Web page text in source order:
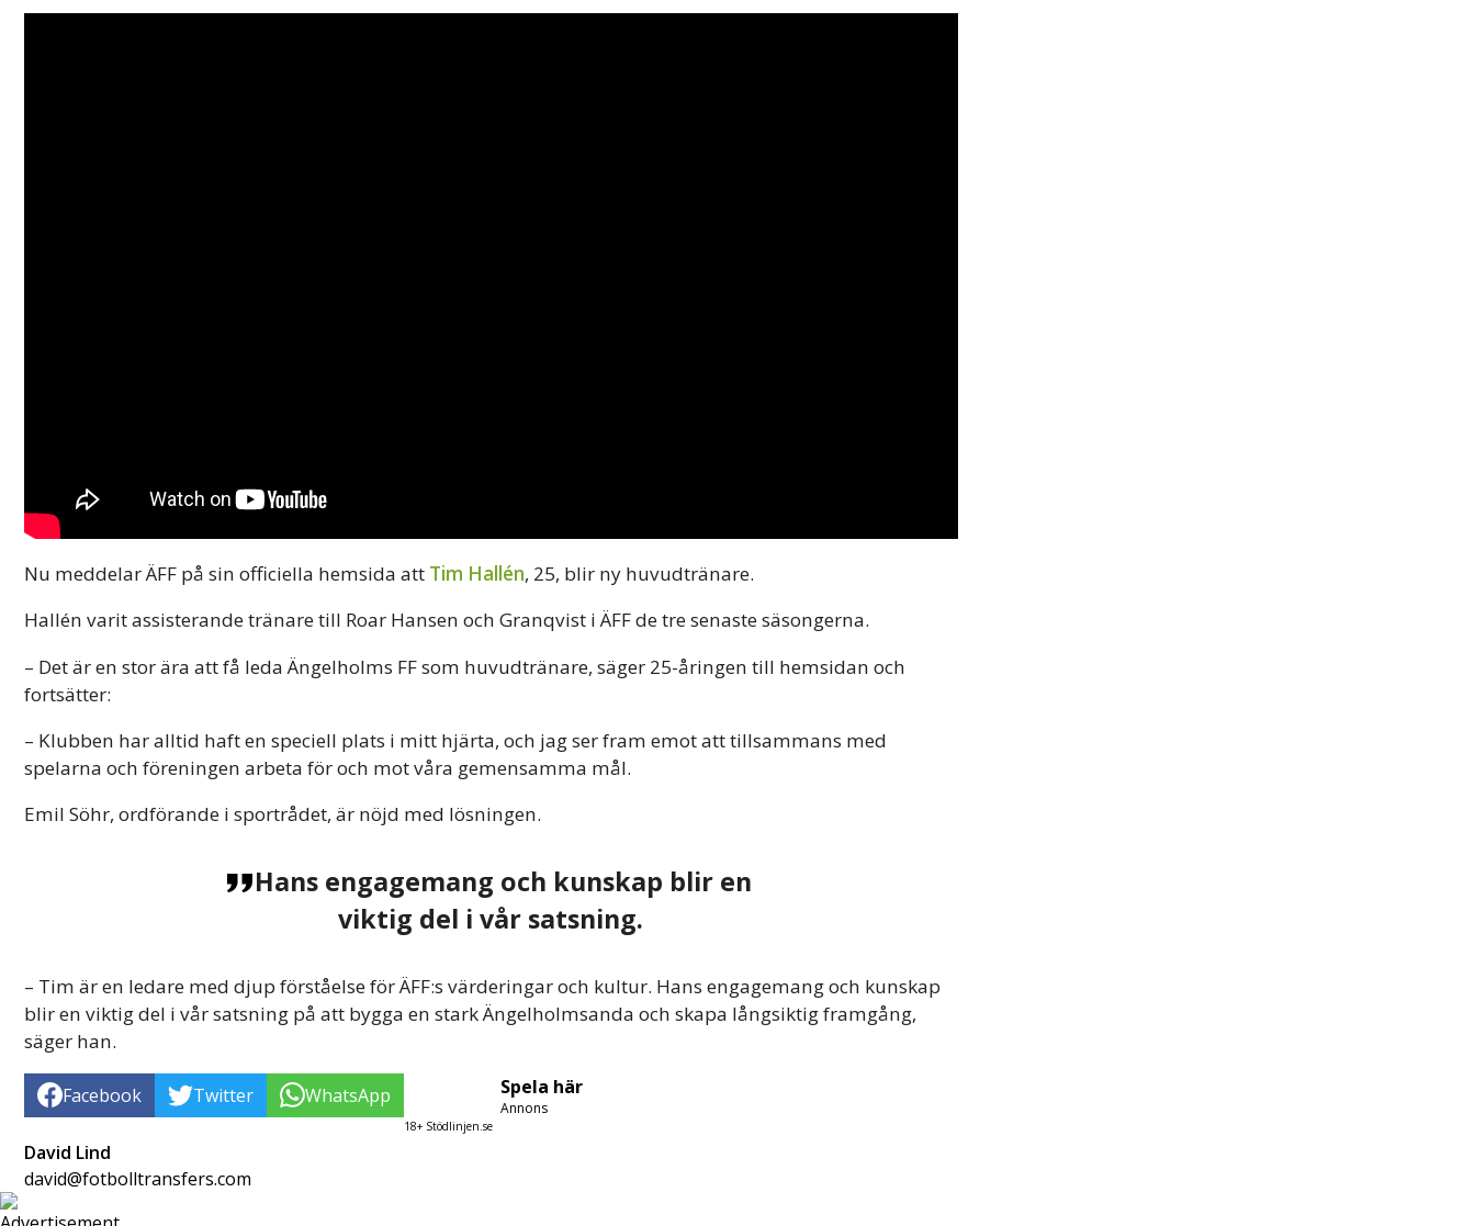
Nu meddelar ÄFF på sin officiella hemsida att Tim Hallén, 25, blir ny huvudtränare.
Hallén varit assisterande tränare till Roar Hansen och Granqvist i ÄFF de tre senaste säsongerna.
– Det är en stor ära att få leda Ängelholms FF som huvudtränare, säger 25-åringen till hemsidan och
fortsätter:
– Klubben har alltid haft en speciell plats i mitt hjärta, och jag ser fram emot att tillsammans med
spelarna och föreningen arbeta för och mot våra gemensamma mål.
Emil Söhr, ordförande i sportrådet, är nöjd med lösningen.
Hans engagemang och kunskap blir en
viktig del i vår satsning.
– Tim är en ledare med djup förståelse för ÄFF:s värderingar och kultur. Hans engagemang och kunskap
blir en viktig del i vår satsning på att bygga en stark Ängelholmsanda och skapa långsiktig framgång,
säger han.
Facebook Twitter WhatsApp
18+ Stödlinjen.se
Spela här
Annons
David Lind
david@fotbolltransfers.com